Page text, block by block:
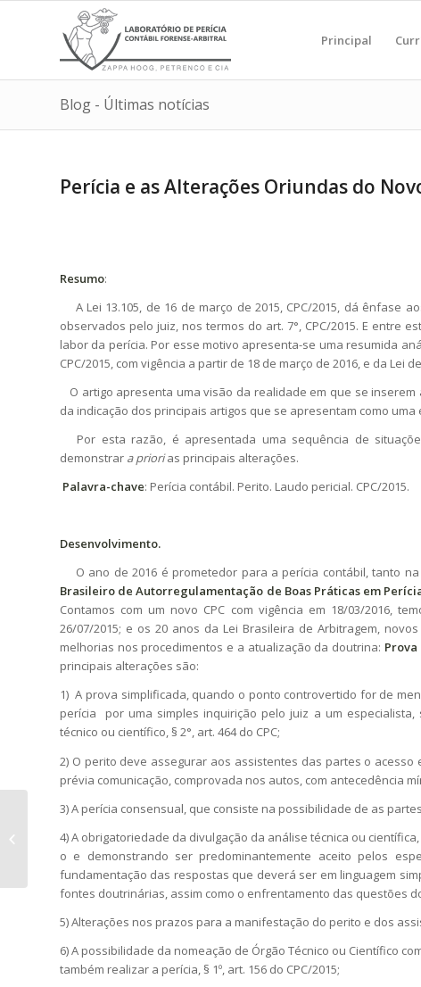
Principal
Blog - Últimas notícias
Perícia e as Alterações Oriundas do
Resumo:
A Lei 13.105, de 16 de março de 2015, CPC/2015, dá ênfase
observados pelo juiz, nos termos do art. 7°, CPC/2015. E entre
labor da perícia. Por esse motivo apresenta-se uma resumida
CPC/2015, com vigência a partir de 18 de março de 2016, e da Lei
O artigo apresenta uma visão da realidade em que se inserem
da indicação dos principais artigos que se apresentam como uma
Por esta razão, é apresentada uma sequência de
demonstrar a priorias principais alterações.
Palavra-chave: Perícia contábil. Perito. Laudo pericial. CPC/2015.
Desenvolvimento.
O ano de 2016 é prometedor para a perícia contábil, tanto
Brasileiro de Autorregulamentação de Boas Práticas em
Contamos com um novo CPC com vigência em 18/03/2016,
26/07/2015; e os 20 anos da Lei Brasileira de Arbitragem,
melhorias nos procedimentos e a atualização da doutrina:
principais alterações são:
1) A prova simplificada, quando o ponto controvertido for de
perícia por uma simples inquirição pelo juiz a um
técnico ou científico, § 2°, art. 464 do CPC;
2) O perito deve assegurar aos assistentes das partes o
prévia comunicação, comprovada nos autos, com antecedência
3) A perícia consensual, que consiste na possibilidade de as
4) A obrigatoriedade da divulgação da análise técnica ou
o e demonstrando ser predominantemente aceito pelos
fundamentação das respostas que deverá ser em linguagem
fontes doutrinárias, assim como o enfrentamento das questões
5) Alterações nos prazos para a manifestação do perito e dos
6) A possibilidade da nomeação de Órgão Técnico ou Científico
também realizar a perícia, § 1º, art. 156 do CPC/2015;
Responsabilidade do Perito de
Esclarecer Ponto Divergente
Apresentado no Parecer...